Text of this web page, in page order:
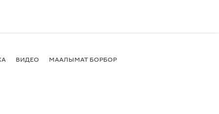
ВИДЕО МААЛЫМАТ БОРБОР